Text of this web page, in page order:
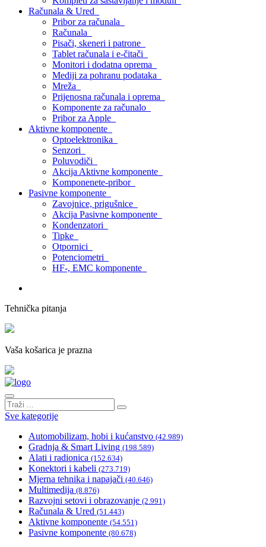
Računala & Ured
Pribor za računala
Računala
Pisači, skeneri i patrone
Tablet računala i e-čitači
Monitori i dodatna oprema
Mediji za pohranu podataka
Mreža
Prijenosna računala i oprema
Komponente za računalo
Pribor za Apple
Aktivne komponente
Optoelektronika
Senzori
Poluvodiči
Akcija Aktivne komponente
Komponenete-pribor
Pasivne komponente
Zavojnice, prigušnice
Akcija Pasivne komponente
Kondenzatori
Tipke
Otpornici
Potenciometri
HF-, EMC komponente
Tehnička pitanja
Vaša košarica je prazna
Sve kategorije
Automobilizam, hobi i kućanstvo (42.989)
Gradnja & Smart Living (198.589)
Alati i radionica (152.634)
Konektori i kabeli (273.719)
Mjerna tehnika i napajači (40.646)
Multimedija (8.876)
Razvojni setovi i obrazovanje (2.991)
Računala & Ured (51.443)
Aktivne komponente (54.551)
Pasivne komponente (80.678)